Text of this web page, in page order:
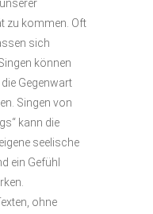
zu kommen. Oft
sich
können
Gegenwart
Singen von
kann die
seelische
ein Gefühl
ohne